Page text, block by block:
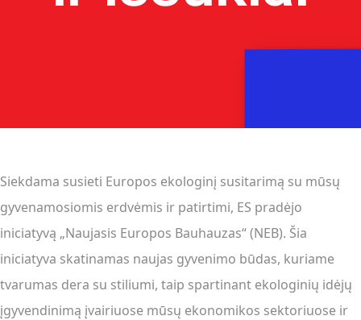
Siekdama susieti Europos ekologinį susitarimą su mūsų
gyvenamosiomis erdvėmis ir patirtimi, ES pradėjo
iniciatyvą „Naujasis Europos Bauhauzas“ (NEB). Šia
iniciatyva skatinamas naujas gyvenimo būdas, kuriame
tvarumas dera su stiliumi, taip spartinant ekologinių idėjų
įgyvendinimą įvairiuose mūsų ekonomikos sektoriuose ir